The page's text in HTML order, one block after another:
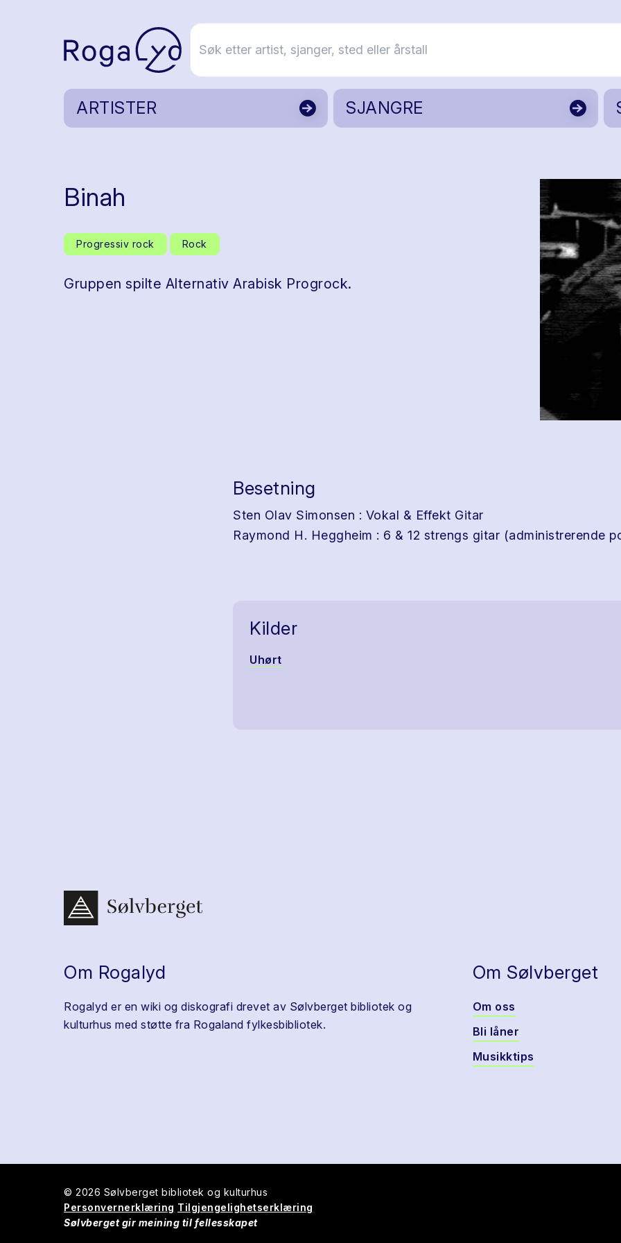
ARTISTER SJANGRE
Binah
Progressiv rock Rock
Gruppen spilte Alternativ Arabisk Progrock.
Besetning
Sten Olav Simonsen : Vokal & Effekt Gitar
Raymond H. Heggheim : 6 & 12 strengs gitar (administrerende
Kilder
Uhørt
Om Rogalyd
Rogalyd er en wiki og diskografi drevet av Sølvberget bibliotek og
kulturhus med støtte fra Rogaland fylkesbibliotek.
Om Sølvberget
Om oss
Bli låner
Musikktips
© 2026 Sølvberget bibliotek og kulturhus
Personvernerklæring Tilgjengelighetserklæring
Sølvberget gir meining til fellesskapet